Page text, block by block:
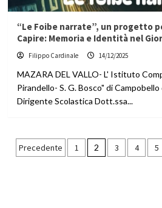
“Le Foibe narrate”, un progetto
Capire: Memoria e Identità nel
Filippo Cardinale 14/12/2025
MAZARA DEL VALLO- L' Istituto
Pirandello- S. G. Bosco" di
Dirigente Scolastica Dott.ssa...
Paginazione
Precedente 1 2 3 4 5